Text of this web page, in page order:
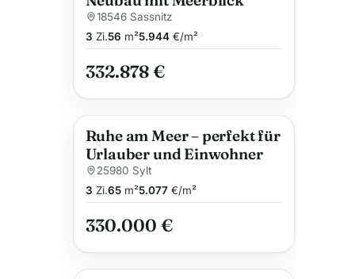
18546 Sassnitz
3 Zi.56 m²5.944€/m²
332.878 €
Ruhe am Meer – perfekt für
Urlauber und Einwohner
25980 Sylt
3 Zi.65m²5.077€/m²
330.000 €